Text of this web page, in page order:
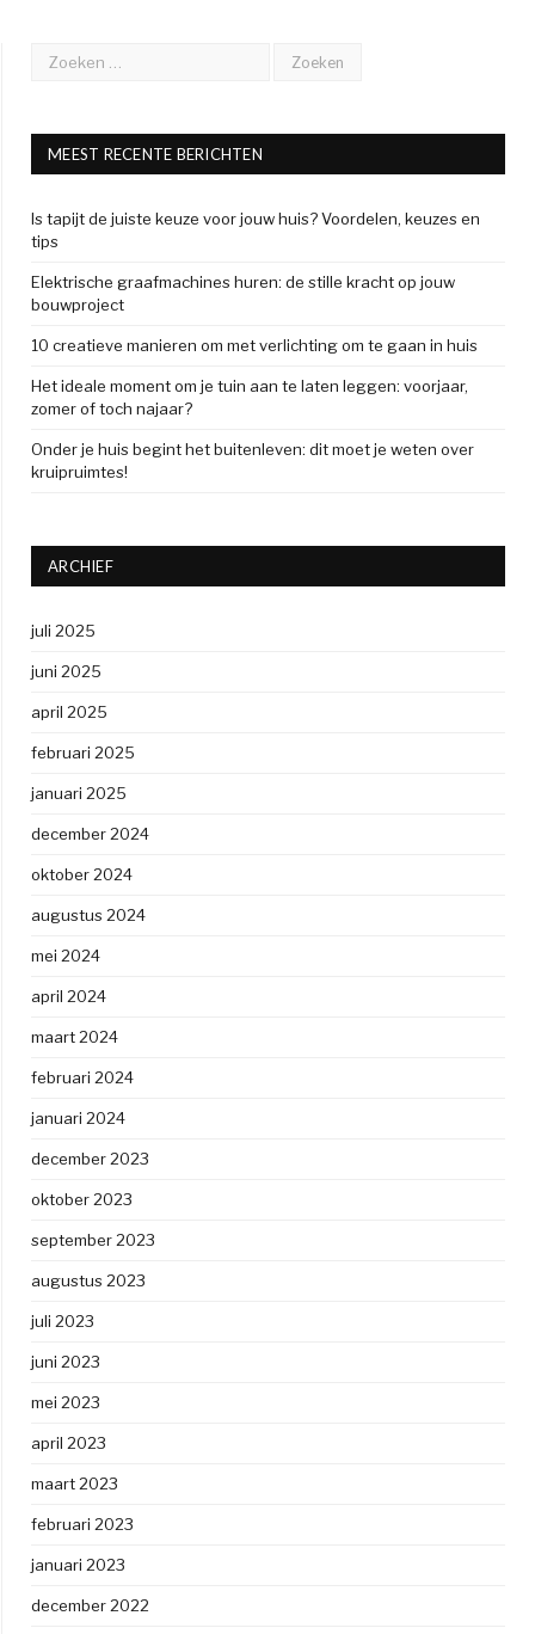
MEEST RECENTE BERICHTEN
Is tapijt de juiste keuze voor jouw huis? Voordelen, keuzes en
tips
Elektrische graafmachines huren: de stille kracht op jouw
bouwproject
10 creatieve manieren om met verlichting om te gaan in huis
Het ideale moment om je tuin aan te laten leggen: voorjaar,
zomer of toch najaar?
Onder je huis begint het buitenleven: dit moet je weten over
kruipruimtes!
ARCHIEF
juli 2025
juni 2025
april 2025
februari 2025
januari 2025
december 2024
oktober 2024
augustus 2024
mei 2024
april 2024
maart 2024
februari 2024
januari 2024
december 2023
oktober 2023
september 2023
augustus 2023
juli 2023
juni 2023
mei 2023
april 2023
maart 2023
februari 2023
januari 2023
december 2022